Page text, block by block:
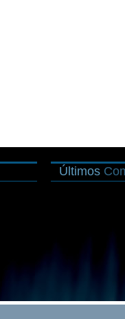
Últimos